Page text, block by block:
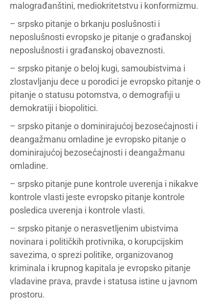
malograđanštini, mediokritetstvu i konformizmu.
– srpsko pitanje o brkanju poslušnosti i
neposlušnosti evropsko je pitanje o građanskoj
neposlušnosti i građanskoj obaveznosti.
– srpsko pitanje o beloj kugi, samoubistvima i
zlostavljanju dece u porodici je evropsko pitanje o
pitanje o statusu potomstva, o demografiji u
demokratiji i biopolitici.
– srpsko pitanje o dominirajućoj bezosećajnosti i
deangažmanu omladine je evropsko pitanje o
dominirajućoj bezosećajnosti i deangažmanu
omladine.
– srpsko pitanje pune kontrole uverenja i nikakve
kontrole vlasti jeste evropsko pitanje kontrole
posledica uverenja i kontrole vlasti.
– srpsko pitanje o nerasvetljenim ubistvima
novinara i političkih protivnika, o korupcijskim
savezima, o sprezi politike, organizovanog
kriminala i krupnog kapitala je evropsko pitanje
vladavine prava, pravde i statusa istine u javnom
prostoru.